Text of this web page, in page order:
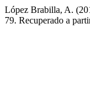
López Brabilla, A.
79. Recuperado a